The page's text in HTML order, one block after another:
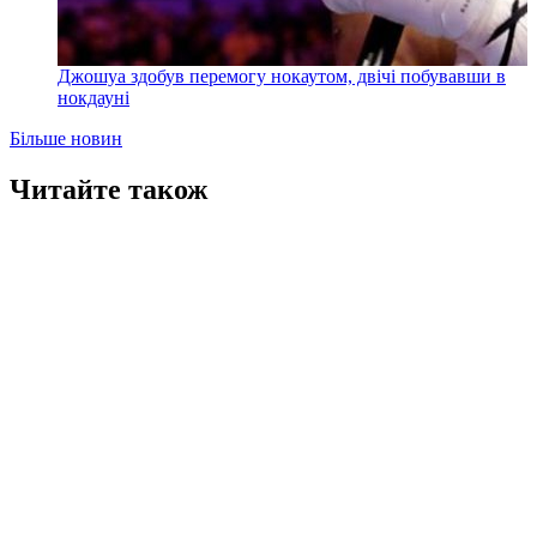
Джошуа здобув перемогу нокаутом, двічі побувавши в
нокдауні
Більше новин
Читайте також